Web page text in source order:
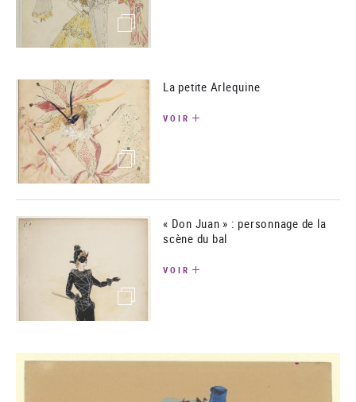
(image)
(image)
La petite Arlequine
VOIR
(image)
« Don Juan » : personnage de la
scène du bal
VOIR